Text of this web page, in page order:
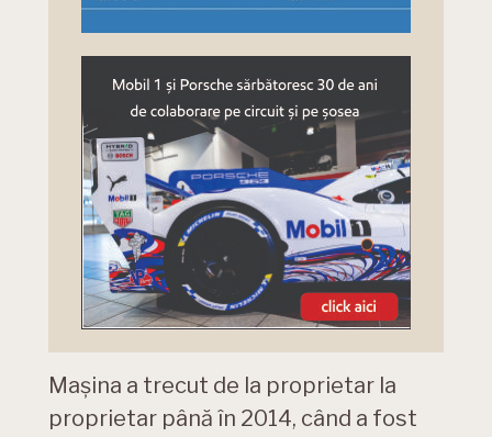
Mașina a trecut de la proprietar la
proprietar până în 2014, când a fost